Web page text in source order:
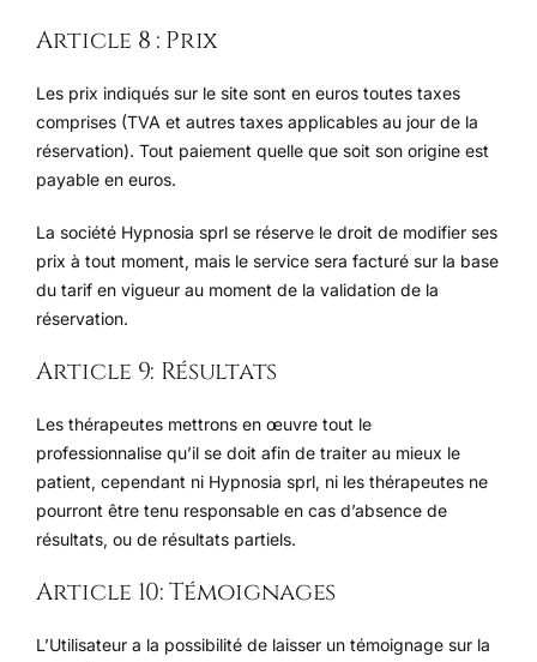
Article 8 : Prix
Les prix indiqués sur le site sont en euros toutes taxes
comprises (TVA et autres taxes applicables au jour de la
réservation). Tout paiement quelle que soit son origine est
payable en euros.
La société Hypnosia sprl se réserve le droit de modifier ses
prix à tout moment, mais le service sera facturé sur la base
du tarif en vigueur au moment de la validation de la
réservation.
Article 9: Résultats
Les thérapeutes mettrons en œuvre tout le
professionnalise qu’il se doit afin de traiter au mieux le
patient, cependant ni Hypnosia sprl, ni les thérapeutes ne
pourront être tenu responsable en cas d’absence de
résultats, ou de résultats partiels.
Article 10: Témoignages
L’Utilisateur a la possibilité de laisser un témoignage sur la